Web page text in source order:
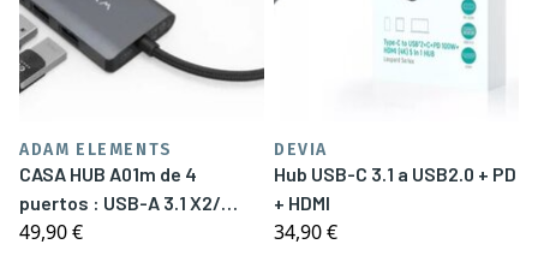
ADAM ELEMENTS
CASA HUB A01m de 4
puertos : USB-A 3.1 X2/
USB-C 3.1/HDMI
49,90 €
DEVIA
Hub USB-C 3.1 a USB2.0 + PD
+ HDMI
34,90 €